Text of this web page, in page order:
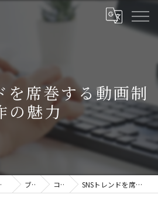
を席巻する動画制
の魅力
ブログ コラム SNSトレンドを席巻する動画制作の魅力